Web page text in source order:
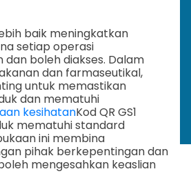
baik meningkatkan
setiap operasi
boleh diakses. Dalam
dan farmaseutikal,
untuk memastikan
dan mematuhi
kesihatanKod QR GS1
mematuhi standard
ini membina
pihak berkepentingan dan
mengesahkan keaslian